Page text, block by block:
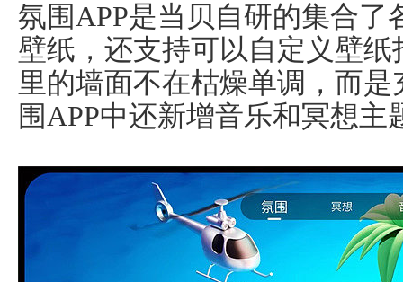
氛围APP是当贝自研的集合
壁纸，还支持可以自定义壁
里的墙面不在枯燥单调，而
围APP中还新增音乐和冥想主